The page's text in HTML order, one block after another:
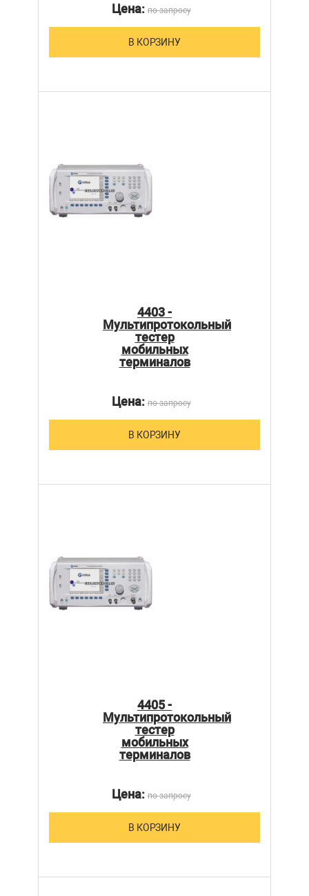
Цена:по запросу
В КОРЗИНУ
4403 -
Мультипротокольный
тестер
мобильных
терминалов
Цена:по запросу
В КОРЗИНУ
4405 -
Мультипротокольный
тестер
мобильных
терминалов
Цена:по запросу
В КОРЗИНУ